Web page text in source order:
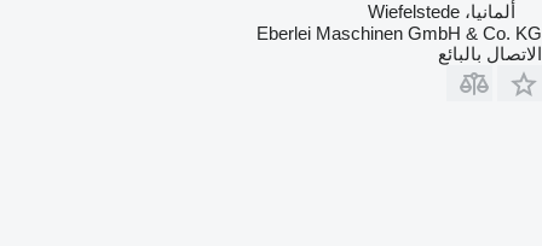
ألمانيا، Wiefelstede
Eberlei Maschinen GmbH & Co. KG
الاتصال بالبائع